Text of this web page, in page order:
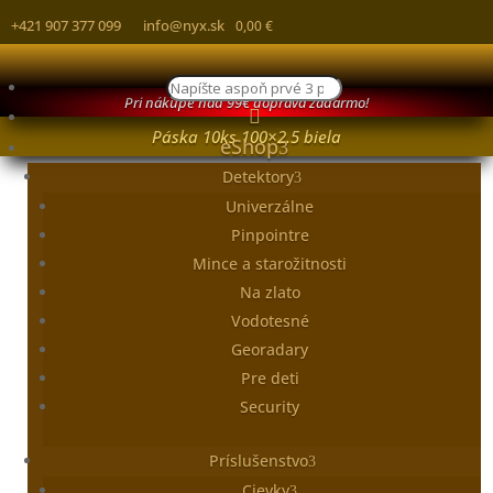
+421 907 377 099 info@nyx.sk 0,00€
Products
search

eShop
Detektory
Univerzálne
Pinpointre
Mince a starožitnosti
Na zlato
Vodotesné
Georadary
Pre deti
Security
Príslušenstvo
Pri nákupe nad 99€ doprava zadarmo!
Páska 10ks 100×2.5 biela